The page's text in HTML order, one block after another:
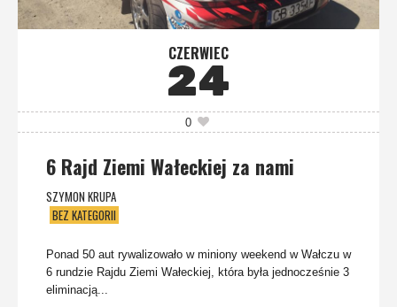
CZERWIEC
24
0
6 Rajd Ziemi Wałeckiej za nami
SZYMON KRUPA
BEZ KATEGORII
Ponad 50 aut rywalizowało w miniony weekend w Wałczu w
6 rundzie Rajdu Ziemi Wałeckiej, która była jednocześnie 3
eliminacją...